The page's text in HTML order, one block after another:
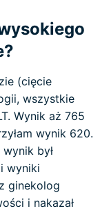
(cięcie
wszystkie
Wynik aż 765
wynik 620.
był
wyniki
ginekolog
i nakazał